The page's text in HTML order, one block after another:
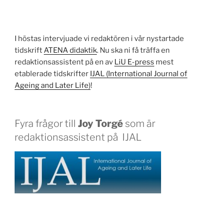
I höstas intervjuade vi redaktören i vår nystartade
tidskriftATENA didaktik. Nu ska ni få träffa en
redaktionsassistent på en av LiU E-press mest
etablerade tidskrifter IJAL (International Journal of
Ageing and Later Life)!
Fyra frågor till Joy Torgésom är
redaktionsassistent på IJAL